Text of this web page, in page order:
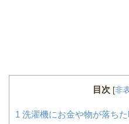
目次 [非
1 洗濯機にお金や物が落ち